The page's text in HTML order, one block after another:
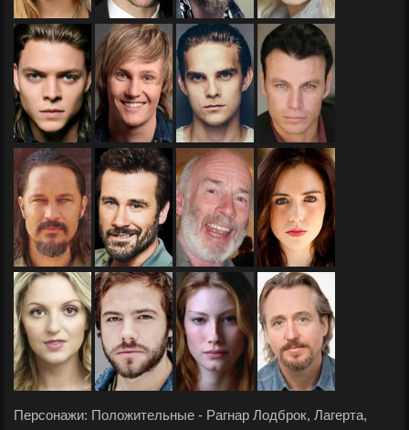
Персонажи: Положительные - Рагнар Лодброк, Лагерта,